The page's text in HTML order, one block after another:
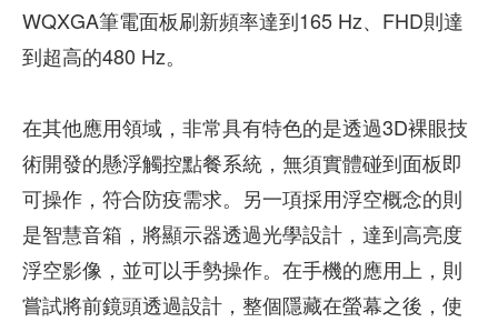
WQXGA筆電面板刷新頻率達到165 Hz、FHD則達
到超高的480 Hz。
在其他應用領域，非常具有特色的是透過3D裸眼技
術開發的懸浮觸控點餐系統，無須實體碰到面板即
可操作，符合防疫需求。另一項採用浮空概念的則
是智慧音箱，將顯示器透過光學設計，達到高亮度
浮空影像，並可以手勢操作。在手機的應用上，則
嘗試將前鏡頭透過設計，整個隱藏在螢幕之後，使